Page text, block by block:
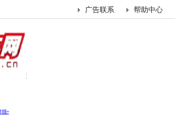
帮助中心
广告联系